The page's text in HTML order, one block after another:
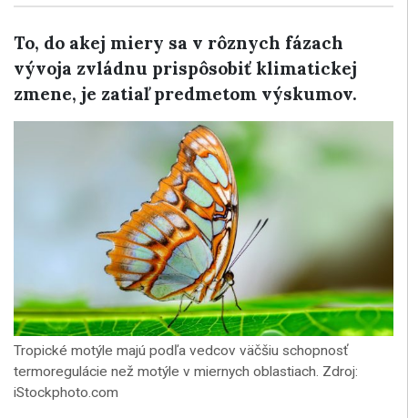
To, do akej miery sa v rôznych fázach
vývoja zvládnu prispôsobiť klimatickej
zmene, je zatiaľ predmetom výskumov.
Tropické motýle majú podľa vedcov väčšiu schopnosť
termoregulácie než motýle v miernych oblastiach. Zdroj:
iStockphoto.com